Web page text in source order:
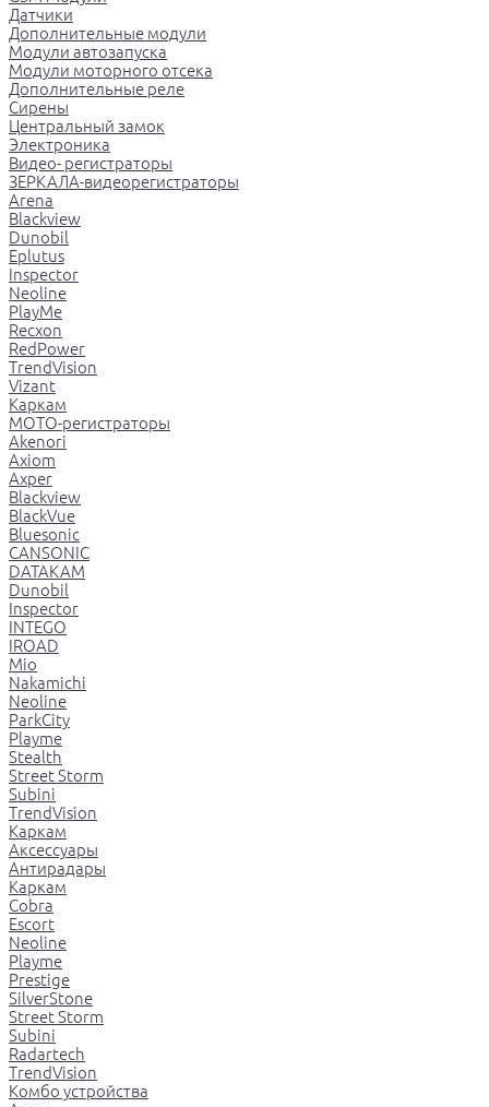
Датчики
Дополнительные модули
Модули автозапуска
Модули моторного отсека
Дополнительные реле
Сирены
Центральный замок
Электроника
Видео- регистраторы
ЗЕРКАЛА-видеорегистраторы
Arena
Blackview
Dunobil
Eplutus
Inspector
Neoline
PlayMe
Recxon
RedPower
TrendVision
Vizant
Каркам
МОТО-регистраторы
Akenori
Axiom
Axper
Blackview
BlackVue
Bluesonic
CANSONIC
DATAKAM
Dunobil
Inspector
INTEGO
IROAD
Mio
Nakamichi
Neoline
ParkCity
Playme
Stealth
Street Storm
Subini
TrendVision
Каркам
Аксессуары
Антирадары
Каркам
Cobra
Escort
Neoline
Playme
Prestige
SilverStone
Street Storm
Subini
Radartech
TrendVision
Комбо устройства